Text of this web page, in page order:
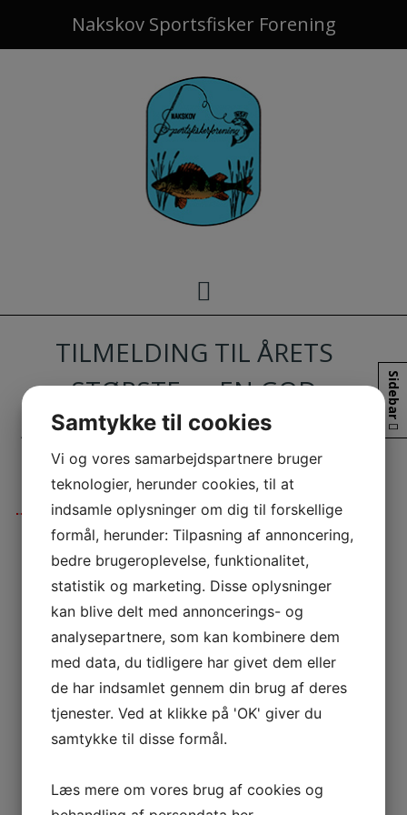
indholdet
Nakskov Sportsfisker Forening
TILMELDING TIL ÅRETS
STØRSTE …..EN GOD
AFSLUTNING PÅ 2021 OG EN
GOD START PÅ 2022
Dato: 1. Jan 2022
Art: Havørred
Vægt: 2,3 kg
Længde: 62 cm
Fanger: Johnny Christiansen
Sted: Lollands Nordkyst
Vægt fabrikat: Salter
Vidne: Vitalij
Var ude 30. Dec. 21 og lufte grejet en sidste gang dette år
og det gave pote, da en stor ørred bed på og gav en fed
fight. Sikkert landet og en glad mand. Den var 72 cm og
Traditionen tro skal jeg altid ud 1. Jan og starte året med
en fisketur, nogle gange bliver det senere på dagen,
Sidebar
Samtykke til cookies
Vi og vores samarbejdspartnere bruger
teknologier, herunder cookies, til at
indsamle oplysninger om dig til forskellige
formål, herunder: Tilpasning af annoncering,
bedre brugeroplevelse, funktionalitet,
statistik og marketing. Disse oplysninger
kan blive delt med annoncerings- og
analysepartnere, som kan kombinere dem
med data, du tidligere har givet dem eller
de har indsamlet gennem din brug af deres
tjenester. Ved at klikke på 'OK' giver du
samtykke til disse formål.
Læs mere om vores brug af cookies og